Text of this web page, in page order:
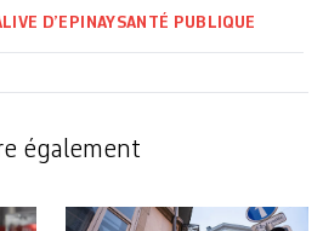
D’EPINAYSANTÉ PUBLIQUE
également